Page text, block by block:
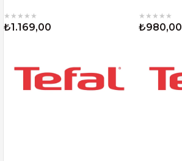
★ ★ ★ ★ ★
₺1.169,00
★ ★ ★ ★ ★
₺980,00